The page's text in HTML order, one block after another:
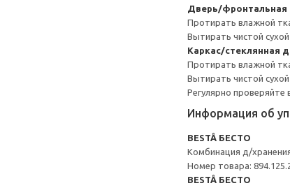
Дверь/фронтальная
Протирать влажной
Вытирать чистой
Каркас/стеклянная
Протирать влажной
Вытирать чистой
Регулярно проверяйте
Информация об
BESTÅ БЕСТО
Комбинация д/
Номер товара:
BESTÅ БЕСТО